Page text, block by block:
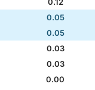
0.05
0.05
0.03
0.03
0.00